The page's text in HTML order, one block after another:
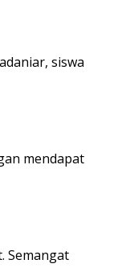
siswa
mendapat
Semangat